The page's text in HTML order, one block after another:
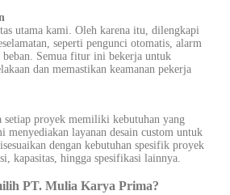
utama kami. Oleh karena itu, dilengkapi
seperti pengunci otomatis, alarm
beban. Semua fitur ini bekerja untuk
dan memastikan keamanan pekerja
setiap proyek memiliki kebutuhan yang
menyediakan layanan desain custom untuk
dengan kebutuhan spesifik proyek
kapasitas, hingga spesifikasi lainnya.
PT. Mulia Karya Prima?